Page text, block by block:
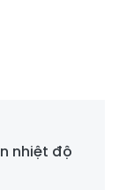
nhiệt độ